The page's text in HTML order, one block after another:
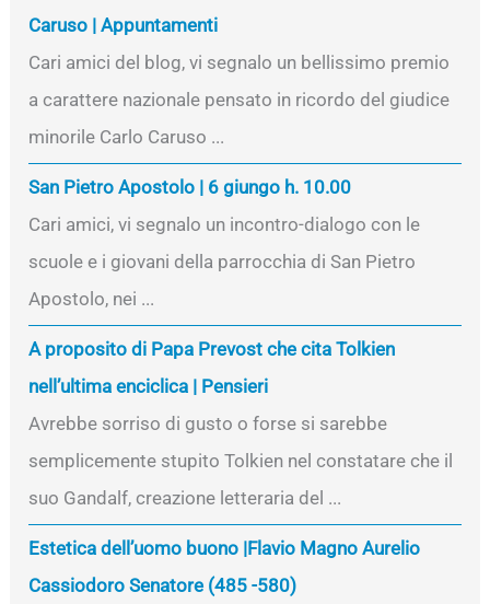
Caruso | Appuntamenti
Cari amici del blog, vi segnalo un bellissimo premio
a carattere nazionale pensato in ricordo del giudice
minorile Carlo Caruso ...
San Pietro Apostolo | 6 giungo h. 10.00
Cari amici, vi segnalo un incontro-dialogo con le
scuole e i giovani della parrocchia di San Pietro
Apostolo, nei ...
A proposito di Papa Prevost che cita Tolkien
nell’ultima enciclica | Pensieri
Avrebbe sorriso di gusto o forse si sarebbe
semplicemente stupito Tolkien nel constatare che il
suo Gandalf, creazione letteraria del ...
Estetica dell’uomo buono |Flavio Magno Aurelio
Cassiodoro Senatore (485 -580)